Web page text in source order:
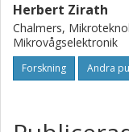
Herbert Zirath
Chalmers,
Mikrovågselektronik
Forskning Andra